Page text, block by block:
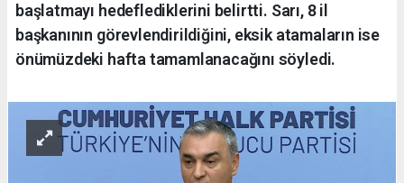
başlatmayı hedeflediklerini belirtti. Sarı, 8 il
başkanının görevlendirildiğini, eksik atamaların ise
önümüzdeki hafta tamamlanacağını söyledi.